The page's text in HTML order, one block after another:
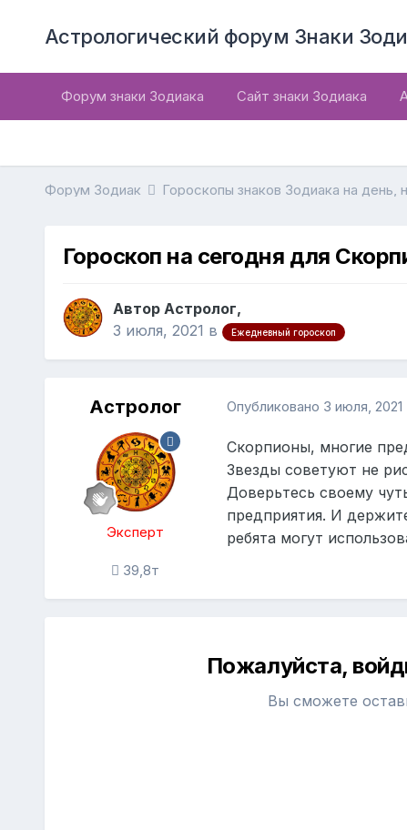
Астрологический форум Знаки
Форум знаки Зодиака Сайт знаки Зодиака
Форум Зодиак Гороскопы знаков Зодиака на
Гороскоп на сегодня для
Автор Астролог,
3 июля, 2021 в Ежедневный гороскоп
Астролог
Эксперт
39,8т
Опубликовано 3 июля, 2021
Скорпионы, многие
Звезды советуют не
Доверьтесь своему
предприятия. И
ребята могут
Пожалуйста,
Вы сможете